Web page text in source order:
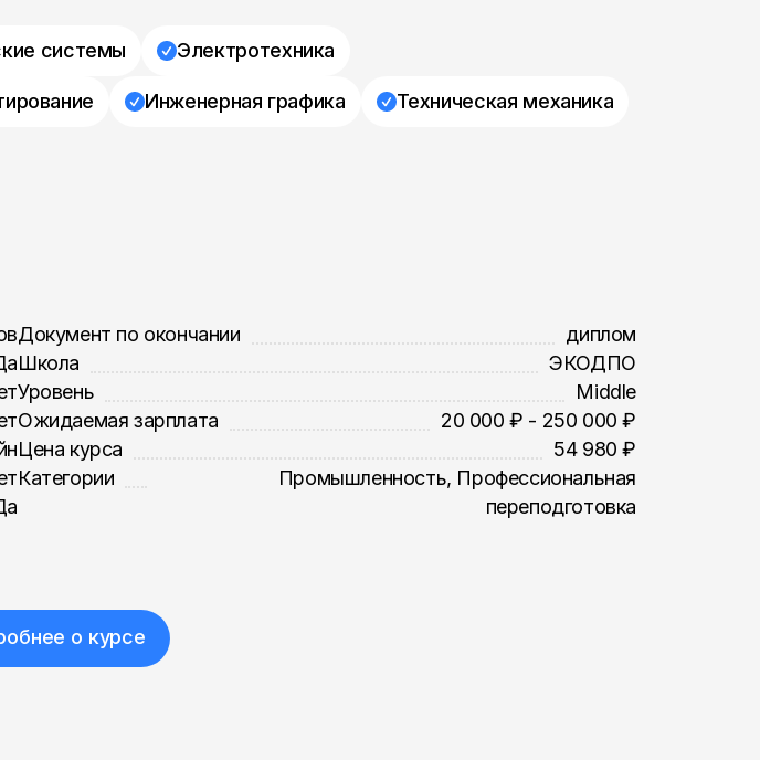
системы Электротехника
Инженерная графика Техническая механика
Документ по окончании
диплом
Школа
ЭКОДПО
Уровень
Middle
Ожидаемая зарплата
20 000 ₽ - 250 000 ₽
Цена курса
54 980 ₽
Категории
Промышленность, Профессиональная
переподготовка
о курсе